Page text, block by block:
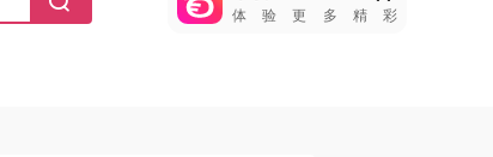
🇨🇳 中国
体验更多精彩